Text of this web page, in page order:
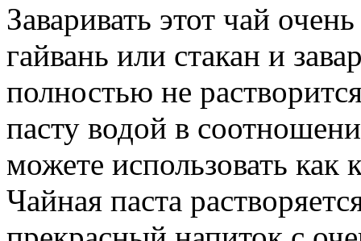
Заваривать этот чай
гайвань или стакан и
полностью не
пасту водой в
можете использовать как
Чайная паста